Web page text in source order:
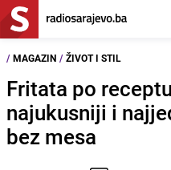
/ MAGAZIN / ŽIVOT I STIL
Fritata po
najukusniji i
bez mesa